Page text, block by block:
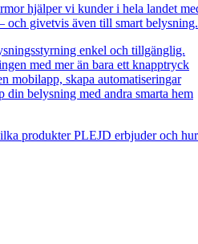
hjälper vi kunder i hela landet
och givetvis även till smart
enkel och tillgänglig.
med mer än bara ett knapptryck
mobilapp, skapa automatiseringar
din belysning med andra smarta hem
produkter PLEJD erbjuder och hur